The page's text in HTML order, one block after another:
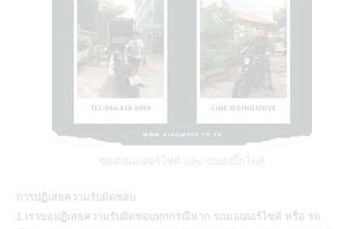
ขนส่งมอเตอร์ไซค์ และ ขนส่งบิ๊กไบค์
การปฏิเสธความรับผิดชอบ‬
1.เราขอปฏิเสธความรับผิดชอบทุกกรณีหาก รถมอเตอร์ไซค์ หรือ รถ